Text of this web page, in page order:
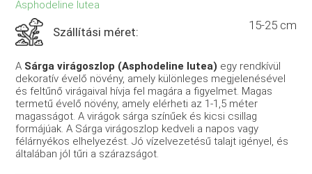
Asphodeline lutea
Szállítási méret: 15-25 cm
A Sárga virágoszlop (Asphodeline lutea) egy rendkívül
dekoratív évelő növény, amely különleges megjelenésével
és feltűnő virágaival hívja fel magára a figyelmet. Magas
termetű évelő növény, amely elérheti az 1-1,5 méter
magasságot. A virágok sárga színűek és kicsi csillag
formájúak. A Sárga virágoszlop kedveli a napos vagy
félárnyékos elhelyezést. Jó vízelvezetésű talajt igényel, és
általában jól tűri a szárazságot.